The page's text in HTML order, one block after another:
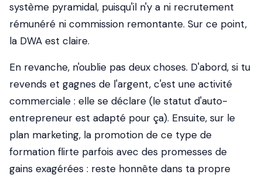
système pyramidal, puisqu'il n'y a ni recrutement
rémunéré ni commission remontante. Sur ce point,
la DWA est claire.
En revanche, n'oublie pas deux choses. D'abord, si tu
revends et gagnes de l'argent, c'est une activité
commerciale : elle se déclare (le statut d'auto-
entrepreneur est adapté pour ça). Ensuite, sur le
plan marketing, la promotion de ce type de
formation flirte parfois avec des promesses de
gains exagérées : reste honnête dans ta propre